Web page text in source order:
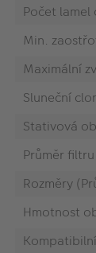
Počet lamel
Min.
Maximální
Sluneční
Stativová
Průměr
Rozměry
Hmotnost